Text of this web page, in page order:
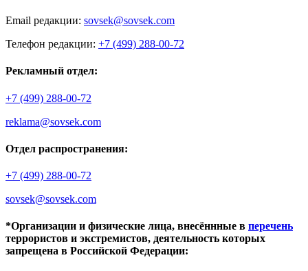
Email редакции: sovsek@sovsek.com
Телефон редакции: +7 (499) 288-00-72
Рекламный отдел:
+7 (499) 288-00-72
reklama@sovsek.com
Отдел распространения:
+7 (499) 288-00-72
sovsek@sovsek.com
*Организации и физические лица, внесённные в перечень
террористов и экстремистов, деятельность которых
запрещена в Российской Федерации: